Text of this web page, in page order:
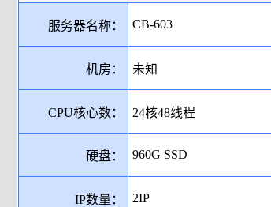
服务器名称： CB-603
机房： 未知
CPU核心数： 24核48线程‌
硬盘： 960G SSD
IP数量： 2IP